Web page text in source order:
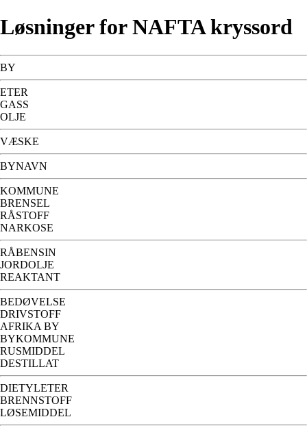
Løsninger for NAFTA kryssord
BY
ETER
GASS
OLJE
VÆSKE
BYNAVN
KOMMUNE
BRENSEL
RÅSTOFF
NARKOSE
RÅBENSIN
JORDOLJE
REAKTANT
BEDØVELSE
DRIVSTOFF
AFRIKA BY
BYKOMMUNE
RUSMIDDEL
DESTILLAT
DIETYLETER
BRENNSTOFF
LØSEMIDDEL